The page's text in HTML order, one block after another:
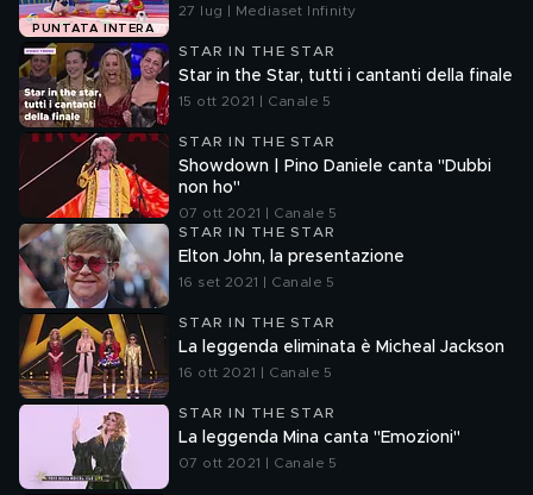
PUNTATA INTERA
27 lug | Mediaset Infinity
STAR IN THE STAR
Star in the Star, tutti i cantanti della finale
15 ott 2021 | Canale 5
STAR IN THE STAR
Showdown | Pino Daniele canta "Dubbi
non ho"
07 ott 2021 | Canale 5
STAR IN THE STAR
Elton John, la presentazione
16 set 2021 | Canale 5
STAR IN THE STAR
La leggenda eliminata è Micheal Jackson
16 ott 2021 | Canale 5
STAR IN THE STAR
La leggenda Mina canta "Emozioni"
07 ott 2021 | Canale 5